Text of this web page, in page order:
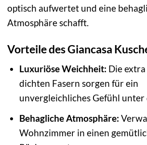
optisch aufwertet und eine
Atmosphäre schafft.
Vorteile des Giancasa
Luxuriöse Weichheit: Die
dichten Fasern sorgen für ein
unvergleichliches Gefühl unter
Behagliche Atmosphäre:
Wohnzimmer in einen